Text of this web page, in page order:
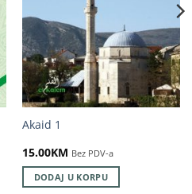
Akaid 1
15.00KM Bez PDV-a
DODAJ U KORPU